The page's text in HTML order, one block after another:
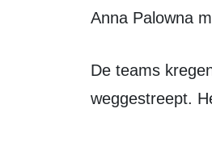
Anna Palowna
De teams kregen punten in 5 wedstrijden, waarbij de slechtste wedstrijd werd
weggestreept.